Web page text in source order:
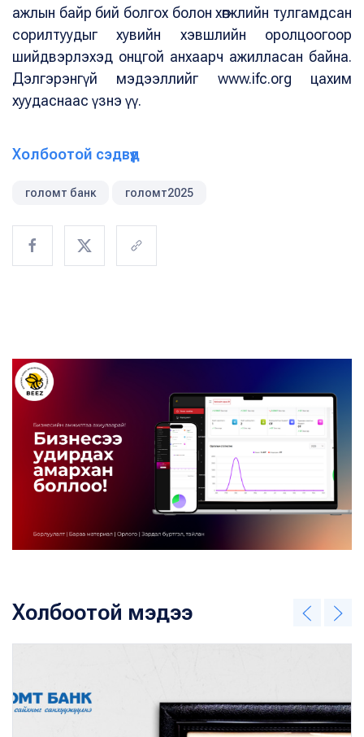
ажлын байр бий болгох болон хөгжлийн тулгамдсан
сорилтуудыг хувийн хэвшлийн оролцоогоор
шийдвэрлэхэд онцгой анхаарч ажилласан байна.
Дэлгэрэнгүй мэдээллийг www.ifc.org цахим
хуудаснаас үзнэ үү.
Холбоотой сэдвүүд
голомт банк голомт2025
Холбоотой мэдээ